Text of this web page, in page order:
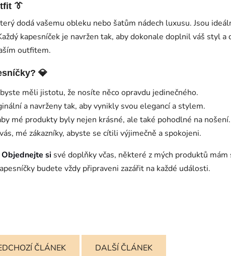
👔
dodá vašemu obleku nebo šatům nádech luxusu. Jsou
kapesníček je navržen tak, aby dokonale doplnil váš styl
outfitem.
💎
měli jistotu, že nosíte něco opravdu jedinečného.
a navrženy tak, aby vynikly svou elegancí a stylem.
mé produkty byly nejen krásné, ale také pohodlné na nošení.
mé zákazníky, abyste se cítili výjimečně a spokojeni.
Objednejte si své doplňky včas, některé z mých produktů
budete vždy připraveni zazářit na každé události.
ČLÁNEK DALŠÍ ČLÁNEK